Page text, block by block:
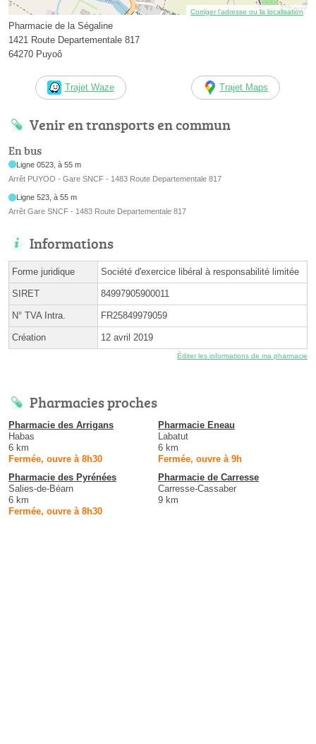
Corriger l’adresse ou la localisation
Pharmacie de la Ségaline
1421 Route Departementale 817
64270 Puyoô
Trajet Waze Trajet Maps
Venir en transports en commun
En bus
Ligne 0523, à 55 m
Arrêt PUYOO - Gare SNCF - 1483 Route Departementale 817
Ligne 523, à 55 m
Arrêt Gare SNCF - 1483 Route Departementale 817
Informations
Forme juridique Société d'exercice libéral à responsabilité limitée
SIRET 84997905900011
N° TVA Intra. FR25849979059
Création 12 avril 2019
Éditer les informations de ma pharmacie
Pharmacies proches
Pharmacie des Arrigans
Habas
6 km
Fermée, ouvre à 8h30
Pharmacie Eneau
Labatut
6 km
Fermée, ouvre à 9h
Pharmacie des Pyrénées
Salies-de-Béarn
6 km
Fermée, ouvre à 8h30
Pharmacie de Carresse
Carresse-Cassaber
9 km